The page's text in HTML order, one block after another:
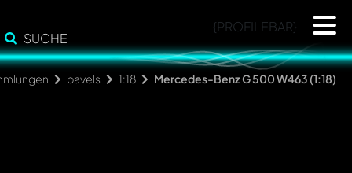
SUCHE
{PROFILEBAR}
pavels 1:18 Mercedes-Benz G 500 W463 (1:18)